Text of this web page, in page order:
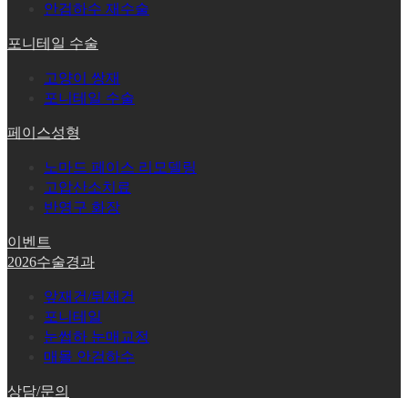
안검하수 재수술
포니테일 수술
고양이 쌍재
포니테일 수술
페이스성형
노마드 페이스 리모델링
고압산소치료
반영구 화장
이벤트
2026수술경과
앞재건/뒤재건
포니테일
눈썹하 눈매교정
매몰 안검하수
상담/문의